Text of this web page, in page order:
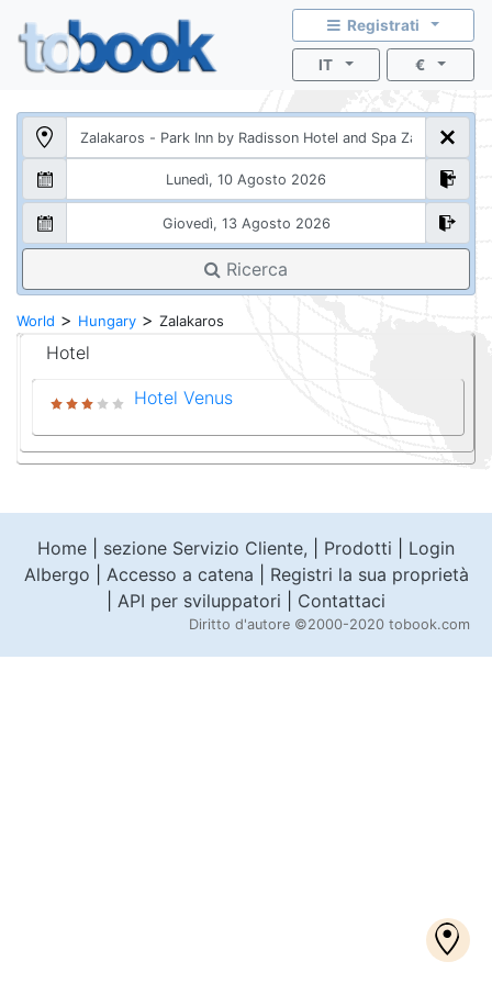
Registrati
IT €
Ricerca
World > Hungary > Zalakaros
Hotel
Hotel Venus
Home sezione Servizio Cliente, Prodotti
Login
Albergo
Accesso a catena
Registri la sua proprietà
API per sviluppatori Contattaci
Diritto d'autore ©2000-2020 tobook.com